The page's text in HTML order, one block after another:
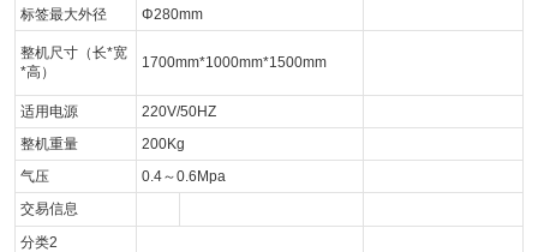
标签最大外径
Φ280mm
整机尺寸（长*宽
*高）
1700mm*1000mm*1500mm
适用电源
220V/50HZ
整机重量
200Kg
气压
0.4～0.6Mpa
交易信息
分类2